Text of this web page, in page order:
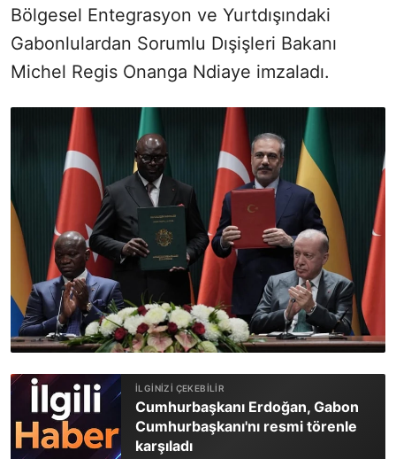
Bölgesel Entegrasyon ve Yurtdışındaki
Gabonlulardan Sorumlu Dışişleri Bakanı
Michel Regis Onanga Ndiaye imzaladı.
Cumhurbaşkanı Erdoğan, Gabon
Cumhurbaşkanı'nı resmi törenle
karşıladı